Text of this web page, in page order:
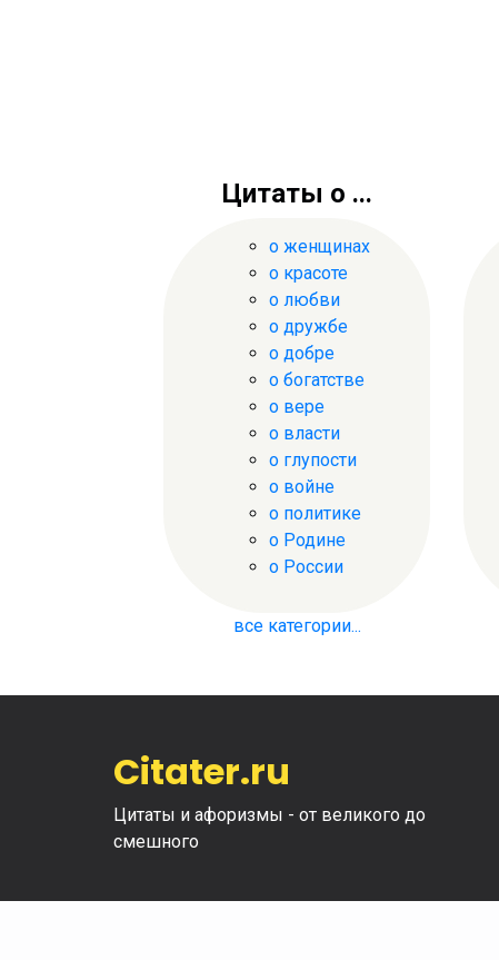
Цитаты о ...
о женщинах
о красоте
о любви
о дружбе
о добре
о богатстве
о вере
о власти
о глупости
о войне
о политике
о Родине
о России
все категории...
Citater.ru
Цитаты и афоризмы - от великого до
смешного